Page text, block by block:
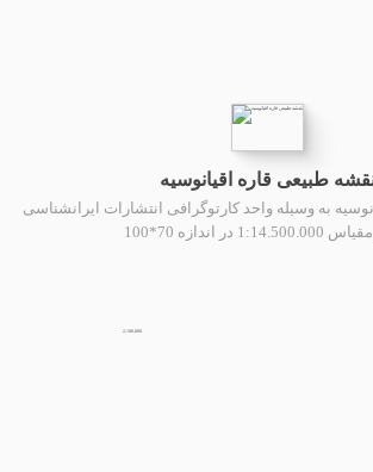
طبیعی قاره اقیانوسیه
به وسیله واحد کارتوگرافی انتشارات ایرانشناسی
2,100,000